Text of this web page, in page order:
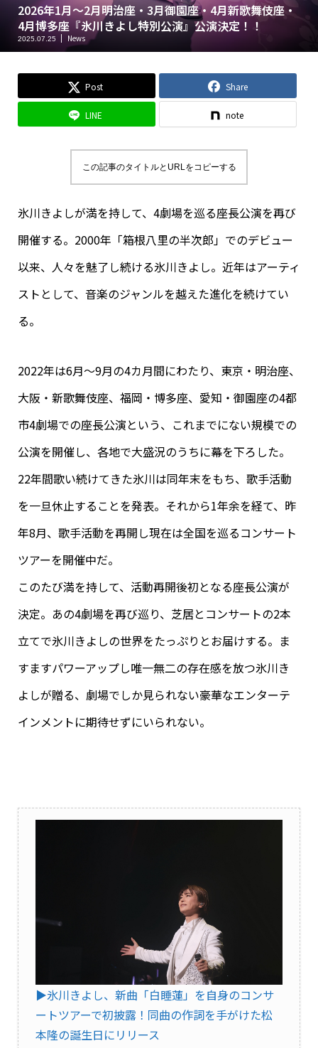
2026年1月～2月明治座・3月御園座・4月新歌舞伎座・
4月博多座『氷川きよし特別公演』公演決定！！
2025.07.25 News
Post Share
LINE note
この記事のタイトルとURLをコピーする
氷川きよしが満を持して、4劇場を巡る座長公演を再び
開催する。2000年「箱根八里の半次郎」でのデビュー
以来、人々を魅了し続ける氷川きよし。近年はアーティ
ストとして、音楽のジャンルを越えた進化を続けてい
る。
2022年は6月～9月の4カ月間にわたり、東京・明治座、
大阪・新歌舞伎座、福岡・博多座、愛知・御園座の4都
市4劇場での座長公演という、これまでにない規模での
公演を開催し、各地で大盛況のうちに幕を下ろした。
22年間歌い続けてきた氷川は同年末をもち、歌手活動
を一旦休止することを発表。それから1年余を経て、昨
年8月、歌手活動を再開し現在は全国を巡るコンサート
ツアーを開催中だ。
このたび満を持して、活動再開後初となる座長公演が
決定。あの4劇場を再び巡り、芝居とコンサートの2本
立てで氷川きよしの世界をたっぷりとお届けする。ま
すますパワーアップし唯一無二の存在感を放つ氷川き
よしが贈る、劇場でしか見られない豪華なエンターテ
インメントに期待せずにいられない。
▶︎氷川きよし、新曲「白睡蓮」を自身のコンサ
ートツアーで初披露！同曲の作詞を手がけた松
本隆の誕生日にリリース